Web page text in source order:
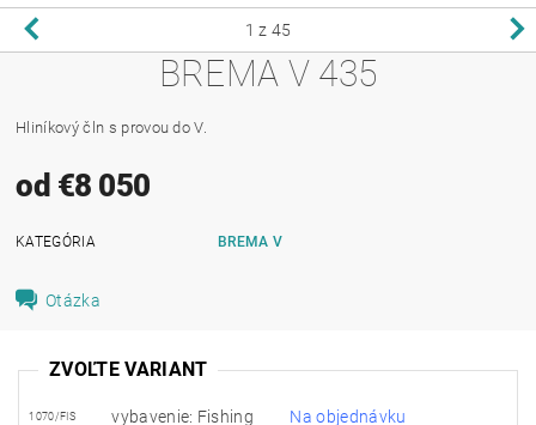
1 z 45
BREMA V 435
Hliníkový čln s provou do V.
od €8 050
KATEGÓRIA BREMA V
Otázka
ZVOĽTE VARIANT
1070/FIS vybavenie: Fishing Na objednávku